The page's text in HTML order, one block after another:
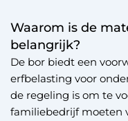
Waarom is de
belangrijk?
De bor biedt een
erfbelasting voor
de regeling is om te
familiebedrijf moeten